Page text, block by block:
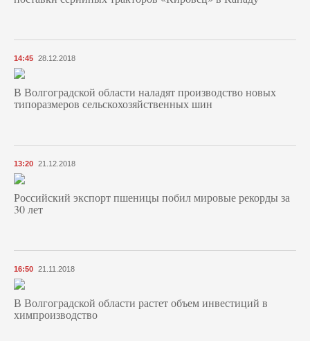
14:45 28.12.2018
В Волгоградской области наладят производство новых
типоразмеров сельскохозяйственных шин
13:20 21.12.2018
Российский экспорт пшеницы побил мировые рекорды за
30 лет
16:50 21.11.2018
В Волгоградской области растет объем инвестиций в
химпроизводство